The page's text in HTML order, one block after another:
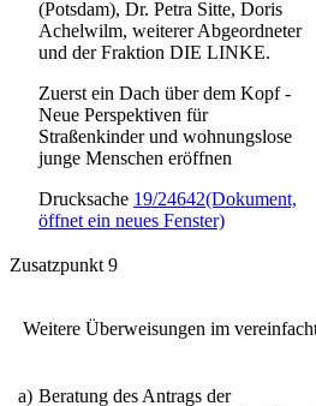
(Potsdam), Dr. Petra Sitte, Doris
Achelwilm, weiterer Abgeordneter
und der Fraktion DIE LINKE.
Zuerst ein Dach über dem Kopf -
Neue Perspektiven für
Straßenkinder und wohnungslose
junge Menschen eröffnen
Drucksache 19/24642(Dokument,
öffnet ein neues Fenster)
Zusatzpunkt 9
Weitere Überweisungen im
a) Beratung des Antrags der